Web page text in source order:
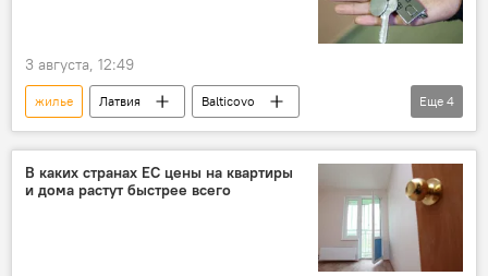
3 августа, 12:49
жилье Латвия
Balticovo
сотрудники
работа
строительство
Еще 4
В каких странах ЕС цены на квартиры
и дома растут быстрее всего